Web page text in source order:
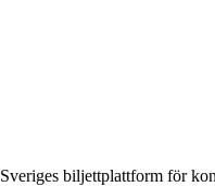
Sveriges biljettplattform för